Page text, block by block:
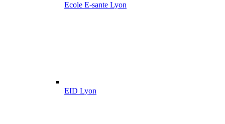
Ecole E-sante Lyon
EID Lyon